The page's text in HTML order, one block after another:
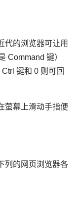
代的浏览器可让用
Command 键）
键和 0 则可回
萤幕上滑动手指便
列的网页浏览器各